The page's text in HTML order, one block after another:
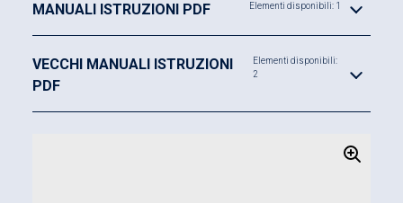
MANUALI ISTRUZIONI PDF Elementi disponibili: 1
VECCHI MANUALI ISTRUZIONI
PDF
Elementi disponibili:
2